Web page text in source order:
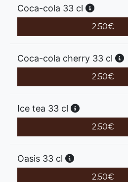
Coca-cola 33 cl
2.50€
Coca-cola cherry 33 cl
2.50€
Ice tea 33 cl
2.50€
Oasis 33 cl
2.50€